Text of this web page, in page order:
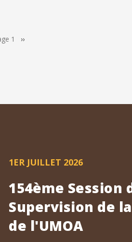
1
Page
››
1ER JUILLET 2026
154ème Session
Supervision de
de l'UMOA